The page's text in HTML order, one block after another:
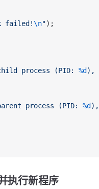
failed!\n");
process (PID: %d ),
process (PID: %d
执行新程序